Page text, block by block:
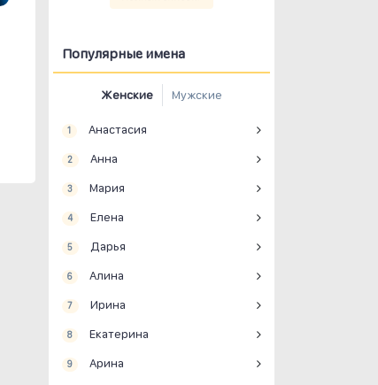
Популярные имена
Женские Мужские
1 Анастасия
2 Анна
3 Мария
4 Елена
5 Дарья
6 Алина
7 Ирина
8 Екатерина
9 Арина